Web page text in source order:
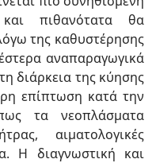
και πιθανότατα θα
της καθυστέρησης
αναπαραγωγικά
διάρκεια της κύησης
επίπτωση κατά την
τα νεοπλάσματα
αιματολογικές
Η διαγνωστική και